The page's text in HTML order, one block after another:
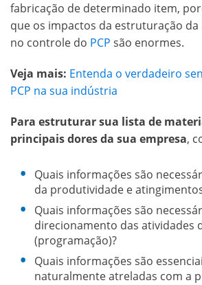
fabricação de determinado item,
que os impactos da estruturação
no controle do PCP são enormes.
Veja mais: Entenda o verdadeiro
PCP na sua indústria
Para estruturar sua lista de
principais dores da sua empresa,
Quais informações são
da produtividade e
Quais informações são
direcionamento das atividades
(programação)?
Quais informações são
naturalmente atreladas com a